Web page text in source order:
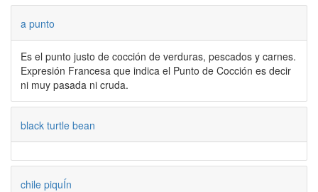
a punto
Es el punto justo de cocción de verduras, pescados y carnes.
Expresión Francesa que indica el Punto de Cocción es decir
ni muy pasada ni cruda.
black turtle bean
chile piquÍn